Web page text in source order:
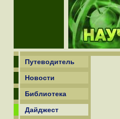
Путеводитель
Новости
Библиотека
Дайджест